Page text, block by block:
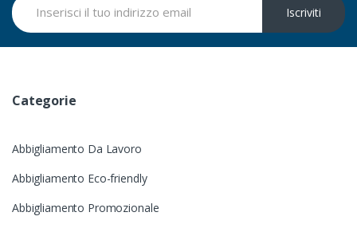
Iscriviti
Categorie
Abbigliamento Da Lavoro
Abbigliamento Eco-friendly
Abbigliamento Promozionale